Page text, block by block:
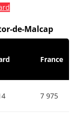
de-Malcap
France
7 975